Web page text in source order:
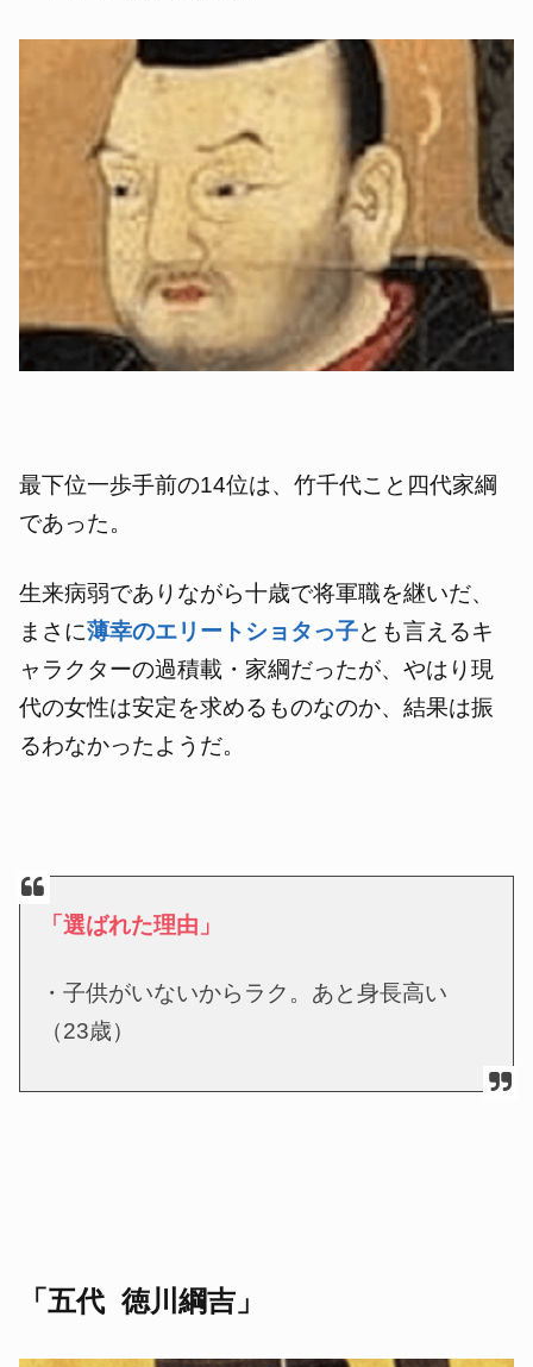
最下位一歩手前の14位は、竹千代こと四代家綱
であった。
生来病弱でありながら十歳で将軍職を継いだ、
まさに薄幸のエリートショタっ子とも言えるキ
ャラクターの過積載・家綱だったが、やはり現
代の女性は安定を求めるものなのか、結果は振
るわなかったようだ。
「選ばれた理由」
・子供がいないからラク。あと身長高い
（23歳）
「五代 徳川綱吉」